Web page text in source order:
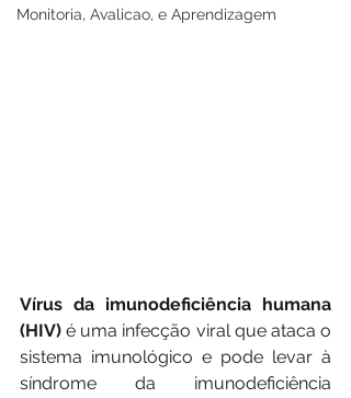
Monitoria, Avalicao, e Aprendizagem
Vírus da imunodeficiência humana
(HIV) é uma infecção viral que ataca o
sistema imunológico e pode levar à
síndrome da imunodeficiência